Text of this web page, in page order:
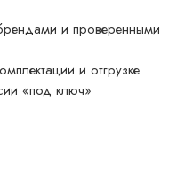
и проверенными
и отгрузке
«под ключ»